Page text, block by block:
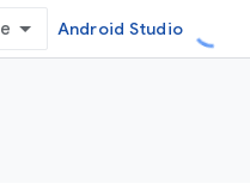
Android Studio